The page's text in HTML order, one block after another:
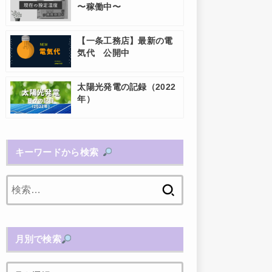
〜稼働中〜
【一条工務店】最新の電
気代 公開中
太陽光発電の記録（2022
年）
キーワードから検索
月別で検索